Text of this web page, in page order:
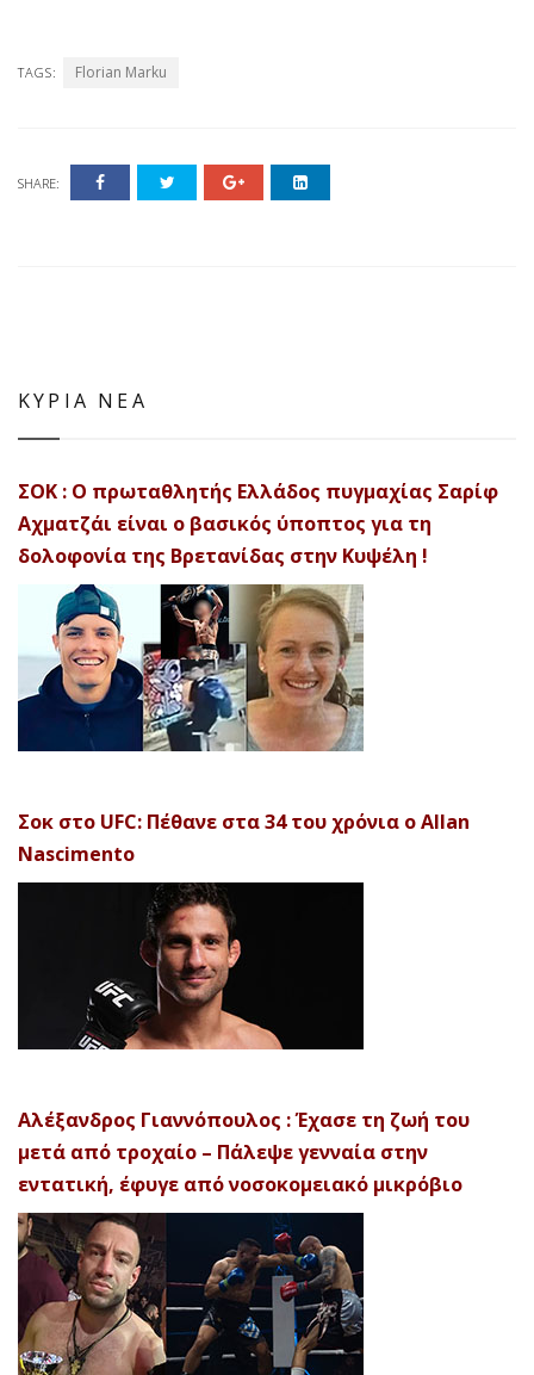
TAGS: Florian Marku
SHARE:
ΚΥΡΙΑ ΝΕΑ
ΣΟΚ : Ο πρωταθλητής Ελλάδος πυγμαχίας Σαρίφ
Αχματζάι είναι ο βασικός ύποπτος για τη
δολοφονία της Βρετανίδας στην Κυψέλη !
Σοκ στο UFC: Πέθανε στα 34 του χρόνια ο Allan
Nascimento
Αλέξανδρος Γιαννόπουλος : Έχασε τη ζωή του
μετά από τροχαίο – Πάλεψε γενναία στην
εντατική, έφυγε από νοσοκομειακό μικρόβιο